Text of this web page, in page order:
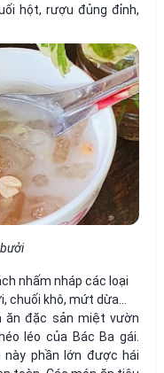
hột, rượu đủng đỉnh,
nhấm nháp các loại
chuối khô, mứt dừa…
ăn đặc sản miệt vườn
léo của Bác Ba gái.
này phần lớn được hái